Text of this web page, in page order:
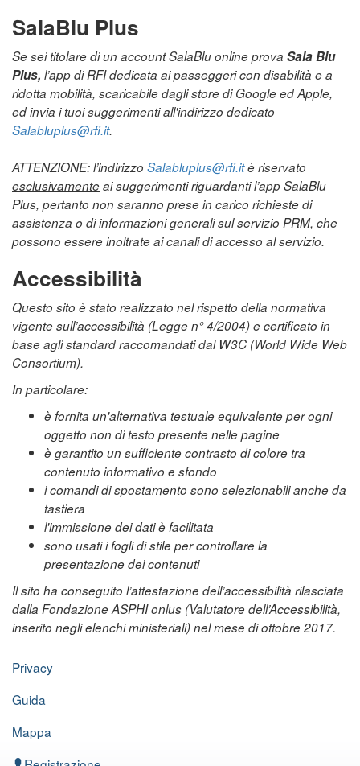
SalaBlu Plus
Se sei titolare di un account SalaBlu online prova Sala Blu
Plus, l’app di RFI dedicata ai passeggeri con disabilità e a
ridotta mobilità, scaricabile dagli store di Google ed Apple,
ed invia i tuoi suggerimenti all'indirizzo dedicato
Salabluplus@rfi.it.
ATTENZIONE: l’indirizzo Salabluplus@rfi.itè riservato
esclusivamenteai suggerimenti riguardanti l’app SalaBlu
Plus, pertanto non saranno prese in carico richieste di
assistenza o di informazioni generali sul servizio PRM, che
possono essere inoltrate ai canali di accesso al servizio.
Accessibilità
Questo sito è stato realizzato nel rispetto della normativa
vigente sull’accessibilità (Legge n° 4/2004) e certificato in
base agli standard raccomandati dal W3C (World Wide Web
Consortium).
In particolare:
è fornita un'alternativa testuale equivalente per ogni
oggetto non di testo presente nelle pagine
è garantito un sufficiente contrasto di colore tra
contenuto informativo e sfondo
i comandi di spostamento sono selezionabili anche da
tastiera
l'immissione dei dati è facilitata
sono usati i fogli di stile per controllare la
presentazione dei contenuti
Il sito ha conseguito l’attestazione dell’accessibilità rilasciata
dalla Fondazione ASPHI onlus (Valutatore dell’Accessibilità,
inserito negli elenchi ministeriali) nel mese di ottobre 2017.
Privacy
Guida
Mappa